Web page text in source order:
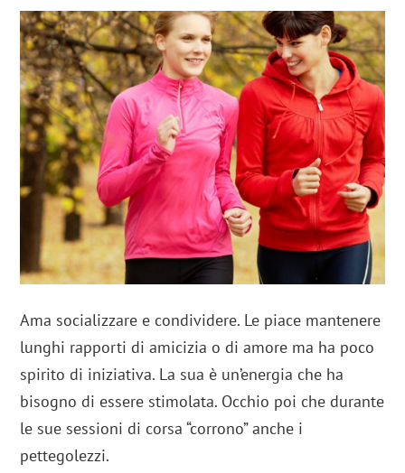
Ama socializzare e condividere. Le piace mantenere
lunghi rapporti di amicizia o di amore ma ha poco
spirito di iniziativa. La sua è un’energia che ha
bisogno di essere stimolata. Occhio poi che durante
le sue sessioni di corsa “corrono” anche i
pettegolezzi.